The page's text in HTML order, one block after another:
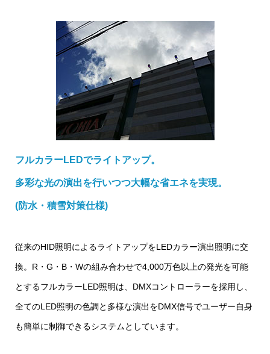
フルカラーLEDでライトアップ。
多彩な光の演出を行いつつ大幅な省エネを実現。
(防水・積雪対策仕様)
従来のHID照明によるライトアップをLEDカラー演出照明に交
換。R・G・B・Wの組み合わせで4,000万色以上の発光を可能
とするフルカラーLED照明は、DMXコントローラーを採用し、
全てのLED照明の色調と多様な演出をDMX信号でユーザー自身
も簡単に制御できるシステムとしています。